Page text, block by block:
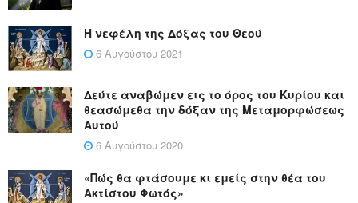
Η νεφέλη της Δόξας του Θεού
6 Αυγούστου 2021
Δεύτε αναβώμεν εις το όρος του Κυρίου και
θεασώμεθα την δόξαν της Μεταμορφώσεως
Αυτού
6 Αυγούστου 2020
«Πώς θα φτάσουμε κι εμείς στην θέα του
Ακτίστου Φωτός»